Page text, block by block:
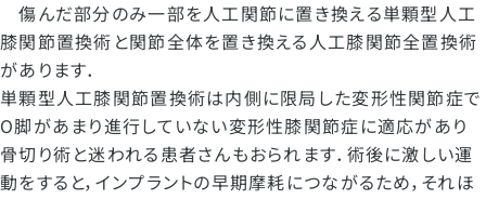
傷んだ部分のみ一部を人工関節に置き換える単顆型人工
膝関節置換術と関節全体を置き換える人工膝関節全置換術
があります．
単顆型人工膝関節置換術は内側に限局した変形性関節症で
O脚があまり進行していない変形性膝関節症に適応があり
骨切り術と迷われる患者さんもおられます．術後に激しい運
動をすると，インプラントの早期摩耗につながるため，それほ